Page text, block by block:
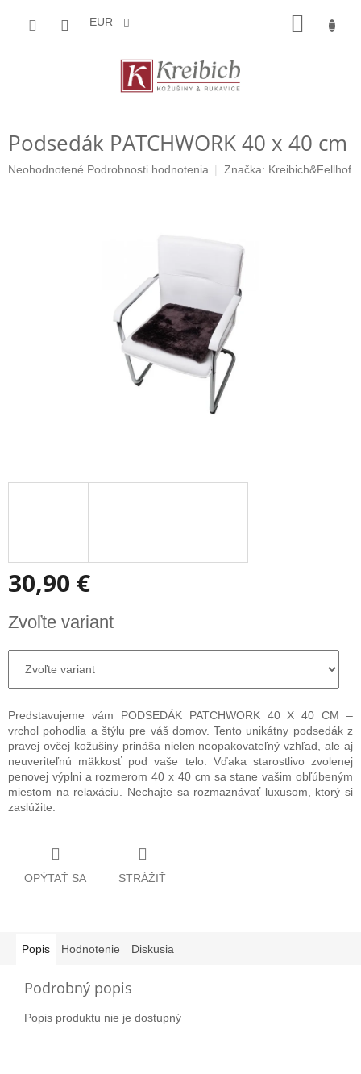
EUR
Podsedák PATCHWORK 40 x 40 cm
Priemerné
Neohodnotené Podrobnosti hodnotenia Značka: Kreibich&Fellhof
30,90 €
cena:
Zvoľte variant
Predstavujeme vám PODSEDÁK PATCHWORK 40 X 40 CM –
vrchol pohodlia a štýlu pre váš domov. Tento unikátny podsedák z
pravej ovčej kožušiny prináša nielen neopakovateľný vzhľad, ale aj
neuveriteľnú mäkkosť pod vaše telo. Vďaka starostlivo zvolenej
penovej výplni a rozmerom 40 x 40 cm sa stane vašim obľúbeným
miestom na relaxáciu. Nechajte sa rozmaznávať luxusom, ktorý si
zaslúžite.
OPÝTAŤ SA STRÁŽIŤ
Popis Hodnotenie Diskusia
Podrobný popis
Popis produktu nie je dostupný